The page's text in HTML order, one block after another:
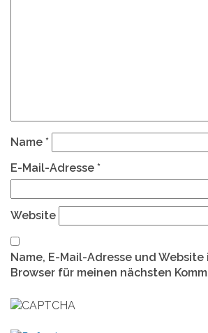
Name *
E-Mail-Adresse *
Website
Name, E-Mail-Adresse und Website
Browser für meinen nächsten